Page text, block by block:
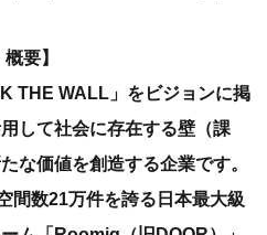
要】
THE WALL」をビジョンに掲
して社会に存在する壁（課
な価値を創造する企業です。
間数21万件を誇る日本最大級